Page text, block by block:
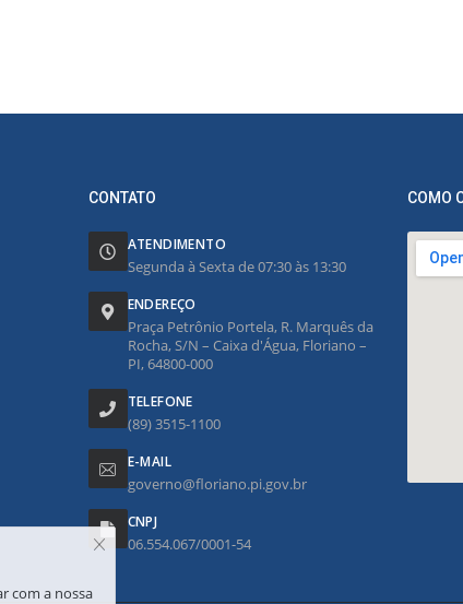
CONTATO
ATENDIMENTO
Segunda à Sexta de 07:30 às 13:30
ENDEREÇO
Praça Petrônio Portela, R. Marquês da
Rocha, S/N – Caixa d'Água, Floriano –
PI, 64800-000
TELEFONE
(89) 3515-1100
E-MAIL
governo@floriano.pi.gov.br
CNPJ
06.554.067/0001-54
COMO
com a nossa